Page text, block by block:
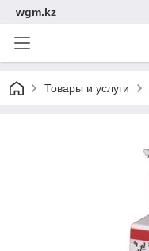
wgm.kz
Товары и услуги